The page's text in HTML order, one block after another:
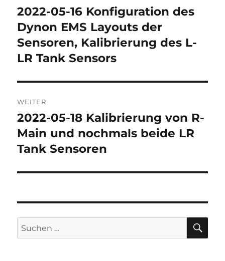
Vorheriger
Beitrag:
2022-05-16 Konfiguration des
Dynon EMS Layouts der
Sensoren, Kalibrierung des L-
LR Tank Sensors
WEITER
Nächster
Beitrag:
2022-05-18 Kalibrierung von R-
Main und nochmals beide LR
Tank Sensoren
Suchen
nach: